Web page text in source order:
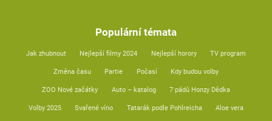
Populární témata
Jak zhubnout Nejlepší filmy 2024 Nejlepší horory TV program
Změna času Partie Počasí Kdy budou volby
ZOO Nové začátky Auto – katalog 7 pádů Honzy Dědka
Volby 2025 Svařené víno Tatarák podle Pohlreicha Aloe vera